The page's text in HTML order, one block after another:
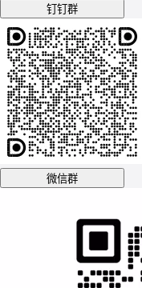
钉钉群
微信群